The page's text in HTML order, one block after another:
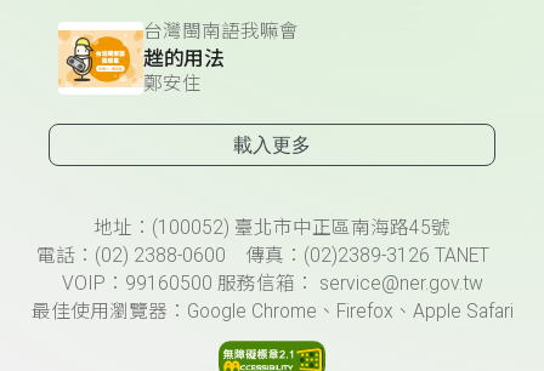
台灣閩南語我嘛會
趖的用法
鄭安住
載入更多
頁尾資訊地址：(100052) 臺北市中正區南海路45號
電話：(02) 2388-0600 傳真：(02)2389-3126 TANET
VOIP：99160500 服務信箱： service@ner.gov.tw
最佳使用瀏覽器：Google Chrome、Firefox、Apple Safari